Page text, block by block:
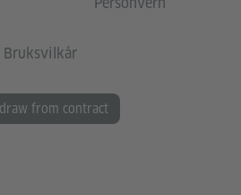
Bruksvilkår
from contract